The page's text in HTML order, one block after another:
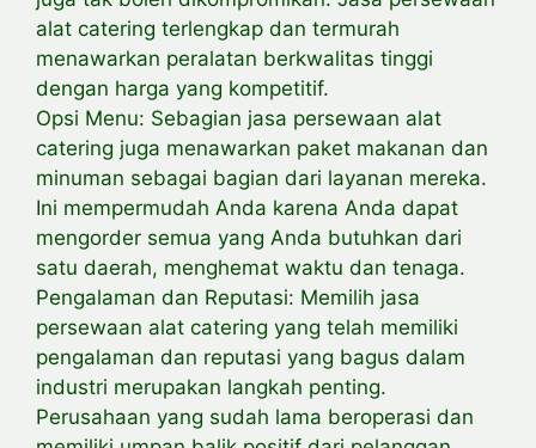
alat catering terlengkap dan termurah
menawarkan peralatan berkwalitas tinggi
dengan harga yang kompetitif.
Opsi Menu: Sebagian jasa persewaan alat
catering juga menawarkan paket makanan dan
minuman sebagai bagian dari layanan mereka.
Ini mempermudah Anda karena Anda dapat
mengorder semua yang Anda butuhkan dari
satu daerah, menghemat waktu dan tenaga.
Pengalaman dan Reputasi: Memilih jasa
persewaan alat catering yang telah memiliki
pengalaman dan reputasi yang bagus dalam
industri merupakan langkah penting.
Perusahaan yang sudah lama beroperasi dan